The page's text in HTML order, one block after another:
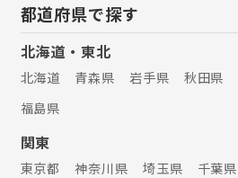
都道府県で探す
北海道・東北
北海道 青森県 岩手県 秋田県
福島県
関東
東京都 神奈川県 埼玉県 千葉県